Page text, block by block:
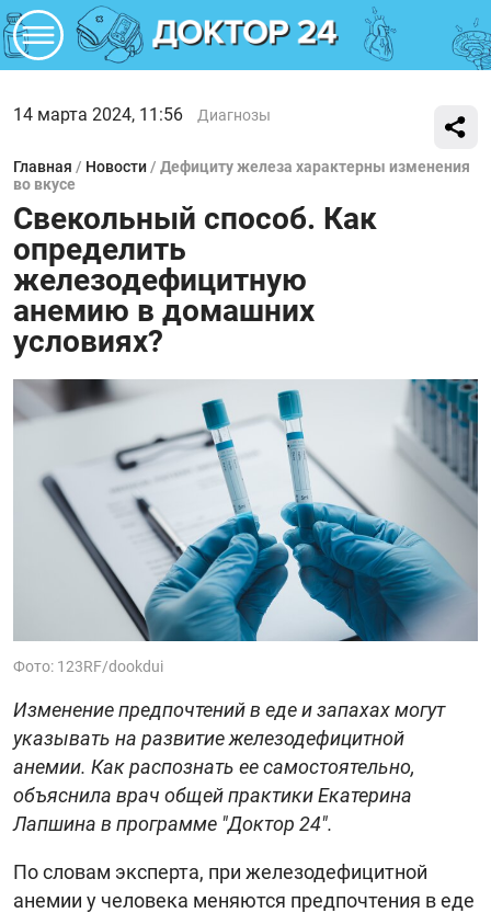
14 марта 2024, 11:56 Диагнозы
Главная / Новости / Дефициту железа характерны изменения
во вкусе
Свекольный способ. Как
определить
железодефицитную
анемию в домашних
условиях?
Фото: 123RF/dookdui
Изменение предпочтений в еде и запахах могут
указывать на развитие железодефицитной
анемии. Как распознать ее самостоятельно,
объяснила врач общей практики Екатерина
Лапшина в программе "Доктор 24".
По словам эксперта, при железодефицитной
анемии у человека меняются предпочтения в еде